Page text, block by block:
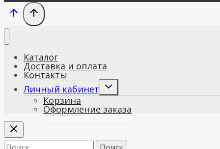
Каталог
Доставка и оплата
Контакты
Личный кабинет
Развернуть
Корзина
Оформление заказа